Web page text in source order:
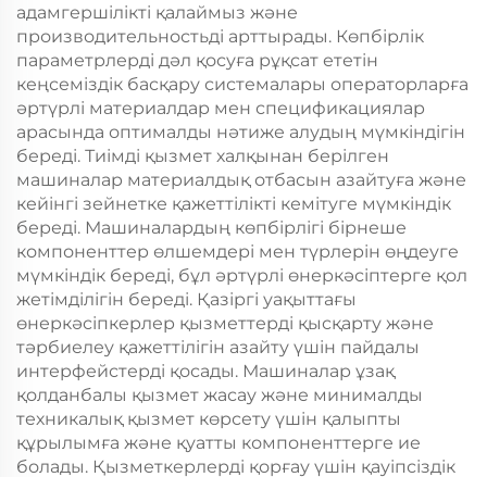
адамгершілікті қалаймыз және
производительностьді арттырады. Көпбірлік
параметрлерді дәл қосуға рұқсат ететін
кеңсеміздік басқару системалары операторларға
әртүрлі материалдар мен спецификациялар
арасында оптималды нәтиже алудың мүмкіндігін
береді. Тиімді қызмет халқынан берілген
машиналар материалдық отбасын азайтуға және
кейінгі зейнетке қажеттілікті кемітуге мүмкіндік
береді. Машиналардың көпбірлігі бірнеше
компоненттер өлшемдері мен түрлерін өңдеуге
мүмкіндік береді, бұл әртүрлі өнеркәсіптерге қол
жетімділігін береді. Қазіргі уақыттағы
өнеркәсіпкерлер қызметтерді қысқарту және
тәрбиелеу қажеттілігін азайту үшін пайдалы
интерфейстерді қосады. Машиналар ұзақ
қолданбалы қызмет жасау және минималды
техникалық қызмет көрсету үшін қалыпты
құрылымға және қуатты компоненттерге ие
болады. Қызметкерлерді қорғау үшін қауіпсіздік